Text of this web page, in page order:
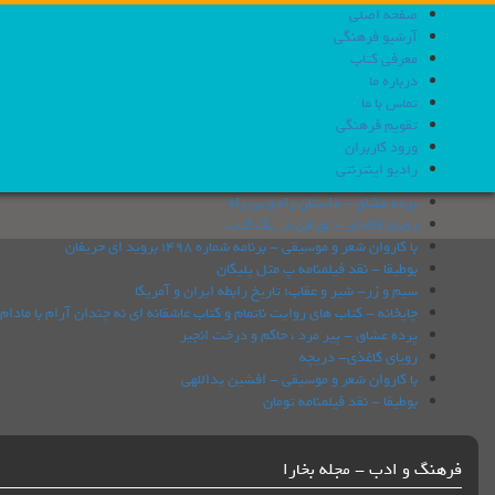
صفحه اصلی
آرشیو فرهنگی
معرفی کتاب
درباره ما
تماس با ما
تقویم فرهنگی
ورود کاربران
رادیو اینترنتی
پرده عشاق - داستان راه و بی راه
رویای کاغذی - تورقی در یک کتاب
با کاروان شعر و موسیقی - برنامه شماره 498؛ بروید ای حریفان
بوطیقا - نقد فیلمنامه پ مثل پلیکان
سیم و زر- شیر و عقاب؛ تاریخ رابطه ایران و آمریکا
چاپخانه - كتاب های روایت ناتمام و کتاب عاشقانه ای نه چندان آرام با
پرده عشاق - پیر مرد ، حاکم و درخت انجیر
رویای کاغذی- دریچه
با کاروان شعر و موسیقی - افشین یداللهی
بوطیقا - نقد فیلمنامه تومان
فرهنگ و ادب - مجله بخارا